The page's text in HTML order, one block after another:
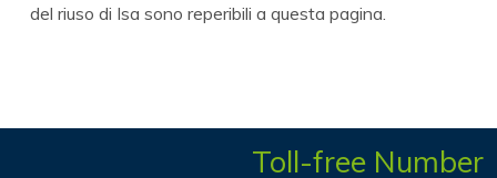
del riuso di Isa sono reperibili a questa pagina.
Toll-free Number